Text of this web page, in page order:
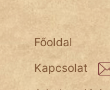
vörös ördög
nagyöreg
Főoldal
Kapcsolat